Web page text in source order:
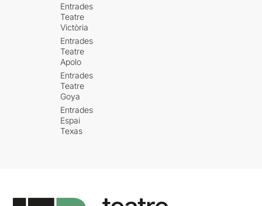
Entrades
Teatre
Victòria
Entrades
Teatre
Apolo
Entrades
Teatre
Goya
Entrades
Espai
Texas